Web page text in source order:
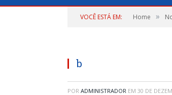
VOCÊ ESTÁ EM: Home »
b
POR ADMINISTRADOR EM 30 DE